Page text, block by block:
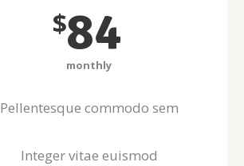
$84
monthly
Pellentesque commodo sem
Integer vitae euismod